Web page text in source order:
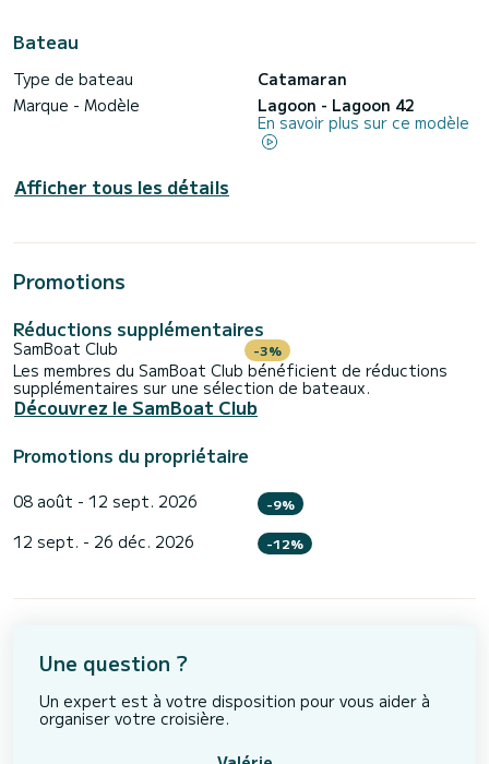
Bateau
Type de bateau
Catamaran
Marque - Modèle
Lagoon - Lagoon 42
En savoir plus sur ce modèle
Afficher tous les détails
Promotions
Réductions supplémentaires
SamBoat Club -3%
Les membres du SamBoat Club bénéficient de réductions
supplémentaires sur une sélection de bateaux.
Découvrez le SamBoat Club
Promotions du propriétaire
08 août - 12 sept. 2026 -9%
12 sept. - 26 déc. 2026 -12%
Une question ?
Un expert est à votre disposition pour vous aider à
organiser votre croisière.